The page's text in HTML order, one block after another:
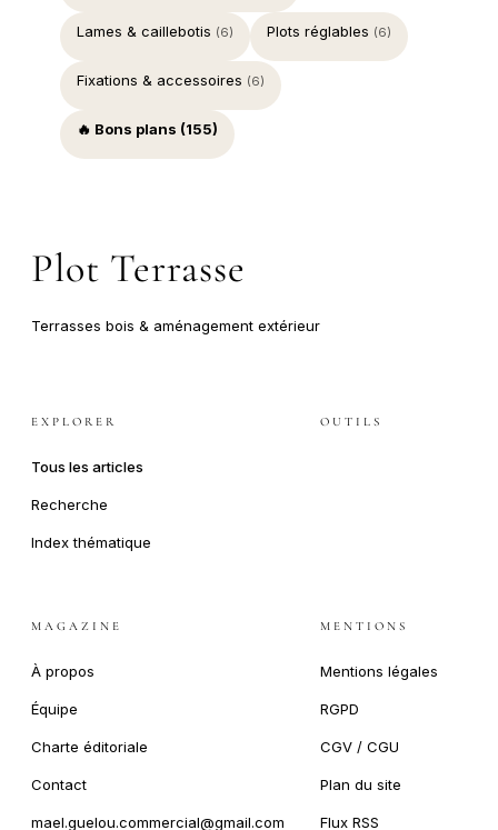
Lames & caillebotis (6) Plots réglables (6)
Fixations & accessoires (6)
🔥 Bons plans (155)
Plot Terrasse
Terrasses bois & aménagement extérieur
EXPLORER
Tous les articles
Recherche
Index thématique
OUTILS
MAGAZINE
À propos
Équipe
Charte éditoriale
Contact
mael.guelou.commercial@gmail.com
MENTIONS
Mentions légales
RGPD
CGV / CGU
Plan du site
Flux RSS